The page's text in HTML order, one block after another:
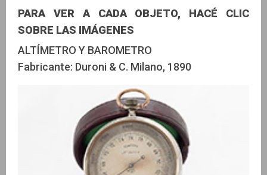
PARA VER A CADA OBJETO, HACÉ CLIC
SOBRE LAS IMÁGENES
ALTÍMETRO Y BAROMETRO
Fabricante: Duroni & C. Milano, 1890